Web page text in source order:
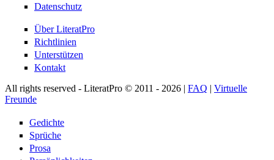
Datenschutz
Über LiteratPro
Richtlinien
Unterstützen
Kontakt
All rights reserved - LiteratPro © 2011 - 2026 | FAQ | Virtuelle
Freunde
Gedichte
Sprüche
Prosa